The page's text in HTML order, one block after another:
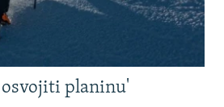
planinu'